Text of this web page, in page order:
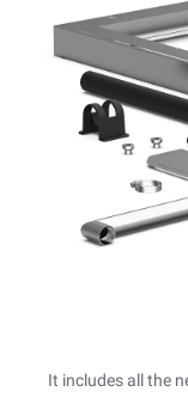
It includes all the